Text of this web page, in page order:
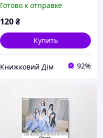
Готово к отправке
120₴
Купить
Книжковий Дім 92%